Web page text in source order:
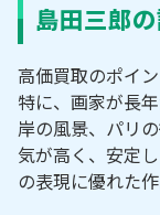
島田三郎
高価買取のポイ
特に、画家が長
岸の風景、パリ
気が高く、安定
の表現に優れた